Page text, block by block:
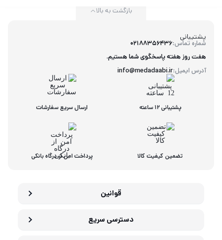
پشتیبانی
شماره تماس:02188356436
آدرس ایمیل:info@medadaabi.ir
هفت روز هفته پاسخگوی شما هستیم.
بازگشت به بالا
پشتیبانی 12 ساعته ارسال سریع سفارشات
تضمین کیفیت کالا پرداخت امن از درگاه بانکی
قوانین
دسترسی سریع